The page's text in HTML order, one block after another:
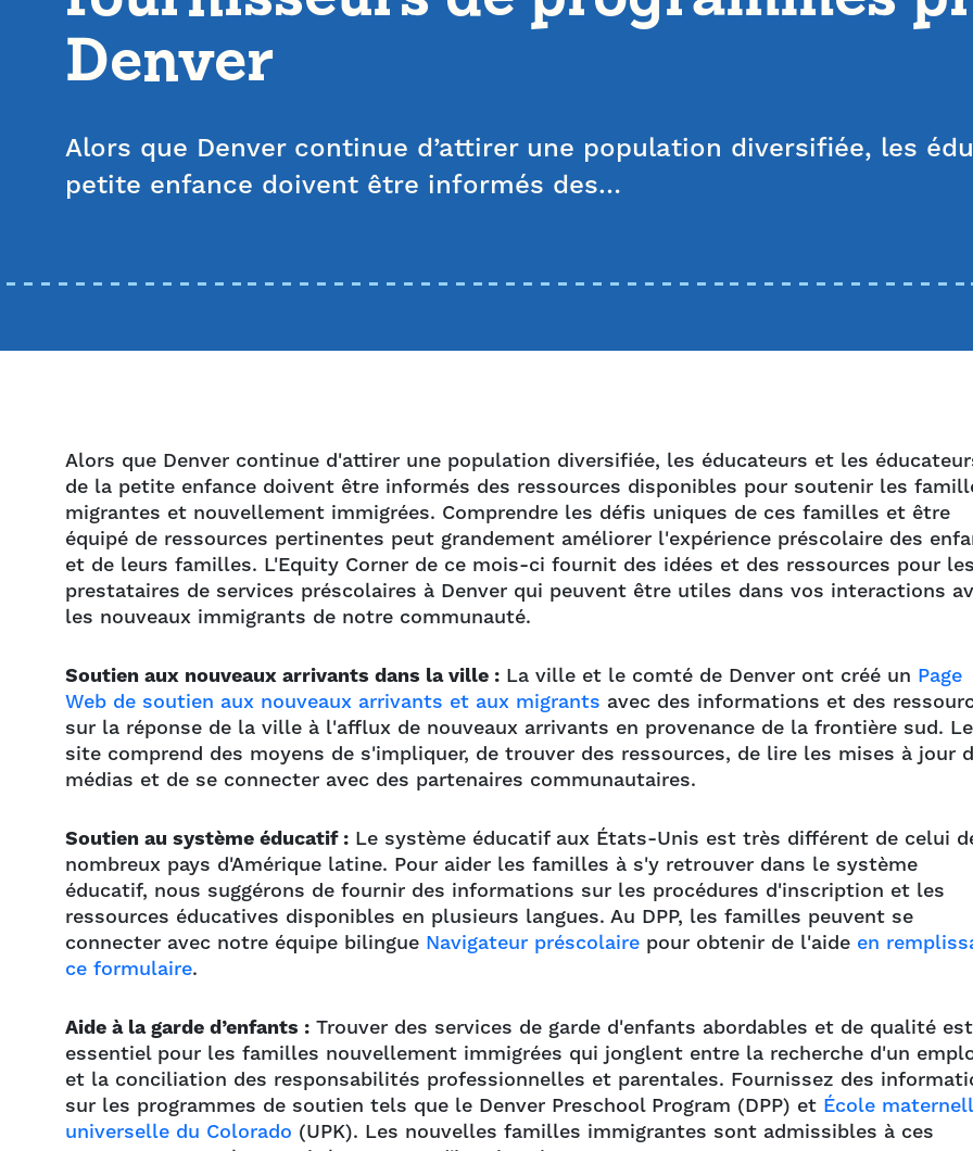
Denver
Alors que Denver continue d’attirer une population diversifiée, les
petite enfance doivent être informés des…
Alors que Denver continue d'attirer une population diversifiée, les éducateurs et les
de la petite enfance doivent être informés des ressources disponibles pour soutenir les
migrantes et nouvellement immigrées. Comprendre les défis uniques de ces familles et être
équipé de ressources pertinentes peut grandement améliorer l'expérience préscolaire des
et de leurs familles. L'Equity Corner de ce mois-ci fournit des idées et des ressources pour les
prestataires de services préscolaires à Denver qui peuvent être utiles dans vos interactions
les nouveaux immigrants de notre communauté.
Soutien aux nouveaux arrivants dans la ville : La ville et le comté de Denver ont créé un Page
Web de soutien aux nouveaux arrivants et aux migrants avec des informations et des
sur la réponse de la ville à l'afflux de nouveaux arrivants en provenance de la frontière sud. Le
site comprend des moyens de s'impliquer, de trouver des ressources, de lire les mises à jour
médias et de se connecter avec des partenaires communautaires.
Soutien au système éducatif : Le système éducatif aux États-Unis est très différent de celui
nombreux pays d'Amérique latine. Pour aider les familles à s'y retrouver dans le système
éducatif, nous suggérons de fournir des informations sur les procédures d'inscription et les
ressources éducatives disponibles en plusieurs langues. Au DPP, les familles peuvent se
connecter avec notre équipe bilingue Navigateur préscolaire pour obtenir de l'aide en
ce formulaire.
Aide à la garde d’enfants : Trouver des services de garde d'enfants abordables et de qualité est
essentiel pour les familles nouvellement immigrées qui jonglent entre la recherche d'un
et la conciliation des responsabilités professionnelles et parentales. Fournissez des
sur les programmes de soutien tels que le Denver Preschool Program (DPP) et École
universelle du Colorado (UPK). Les nouvelles familles immigrantes sont admissibles à ces